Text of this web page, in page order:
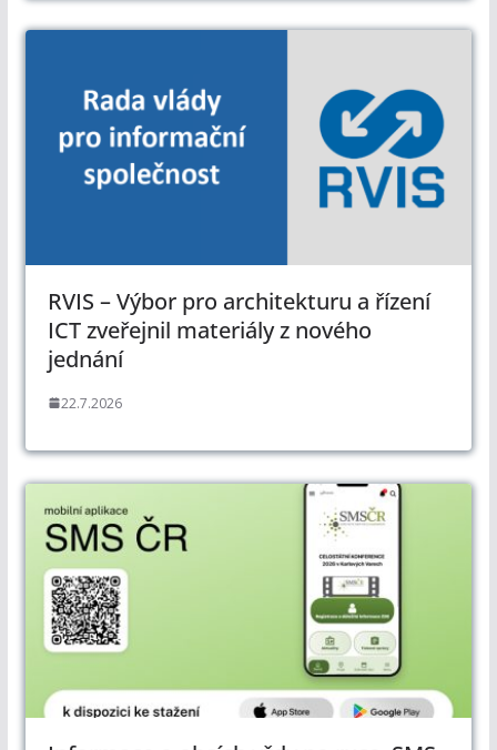
RVIS – Výbor pro architekturu a řízení
ICT zveřejnil materiály z nového
jednání
22.7.2026